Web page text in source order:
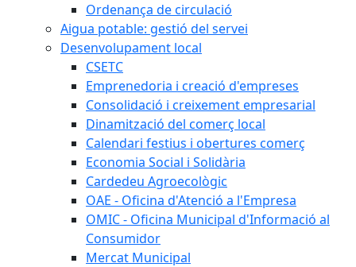
Ordenança de circulació
Aigua potable: gestió del servei
Desenvolupament local
CSETC
Emprenedoria i creació d'empreses
Consolidació i creixement empresarial
Dinamització del comerç local
Calendari festius i obertures comerç
Economia Social i Solidària
Cardedeu Agroecològic
OAE - Oficina d'Atenció a l'Empresa
OMIC - Oficina Municipal d'Informació al
Consumidor
Mercat Municipal